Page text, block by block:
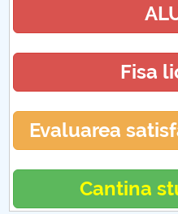
Fisa
Evaluarea
Cantina